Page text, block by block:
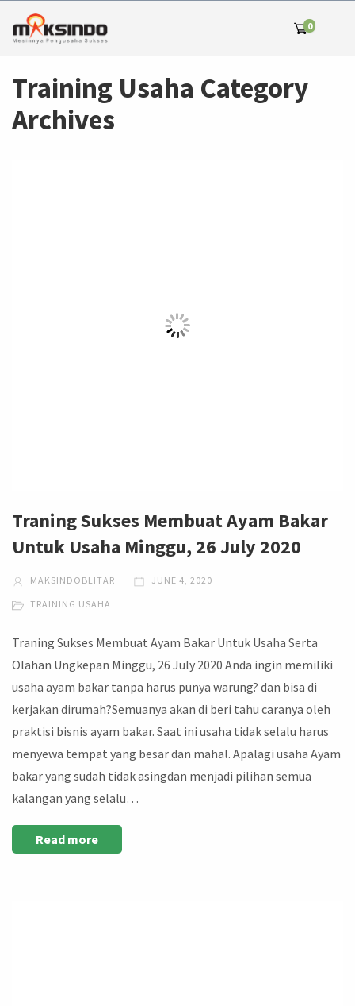
0
Training Usaha Category
Archives
Traning Sukses Membuat Ayam Bakar
Untuk Usaha Minggu, 26 July 2020
MAKSINDOBLITAR JUNE 4, 2020
TRAINING USAHA
Traning Sukses Membuat Ayam Bakar Untuk Usaha Serta
Olahan Ungkepan Minggu, 26 July 2020 Anda ingin memiliki
usaha ayam bakar tanpa harus punya warung? dan bisa di
kerjakan dirumah?Semuanya akan di beri tahu caranya oleh
praktisi bisnis ayam bakar. Saat ini usaha tidak selalu harus
menyewa tempat yang besar dan mahal. Apalagi usaha Ayam
bakar yang sudah tidak asingdan menjadi pilihan semua
kalangan yang selalu…
Read more